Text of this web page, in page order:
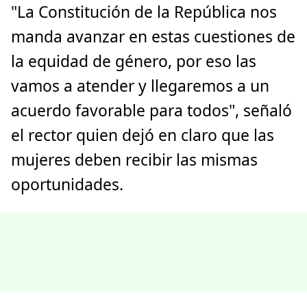
"La Constitución de la República nos
manda avanzar en estas cuestiones de
la equidad de género, por eso las
vamos a atender y llegaremos a un
acuerdo favorable para todos", señaló
el rector quien dejó en claro que las
mujeres deben recibir las mismas
oportunidades.